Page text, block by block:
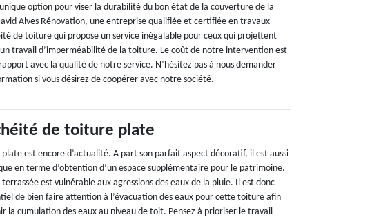
option pour viser la durabilité du bon état de la couverture de la
Alves Rénovation, une entreprise qualifiée et certifiée en travaux
de toiture qui propose un service inégalable pour ceux qui projettent
travail d’imperméabilité de la toiture. Le coût de notre intervention est
avec la qualité de notre service. N’hésitez pas à nous demander
si vous désirez de coopérer avec notre société.
de toiture plate
est encore d’actualité. A part son parfait aspect décoratif, il est aussi
en terme d’obtention d’un espace supplémentaire pour le patrimoine.
est vulnérable aux agressions des eaux de la pluie. Il est donc
de bien faire attention à l’évacuation des eaux pour cette toiture afin
la cumulation des eaux au niveau de toit. Pensez à prioriser le travail